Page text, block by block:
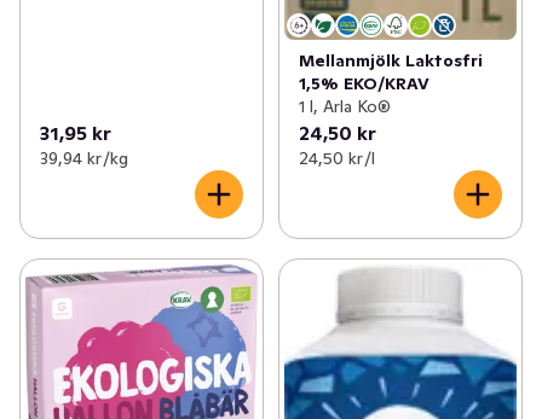
31,95 kr
39,94 kr /kg
Mellanmjölk Laktosfri
1,5% EKO/KRAV
1 l, Arla Ko®
24,50 kr
24,50 kr /l